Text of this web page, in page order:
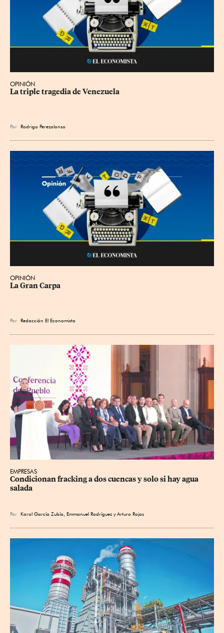
OPINIÓN
La triple tragedia de Venezuela
Por Rodrigo Perezalonso
OPINIÓN
La Gran Carpa
Por Redacción El Economista
EMPRESAS
Condicionan fracking a dos cuencas y solo si hay agua
salada
Por Karol García Zubía Emmanuel Rodríguez yArturo Rojas